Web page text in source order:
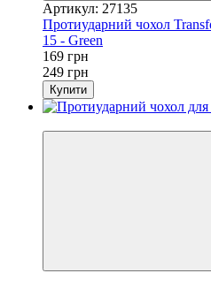
Артикул: 27135
Протиударний чохол
15 - Green
169 грн
249 грн
Купити